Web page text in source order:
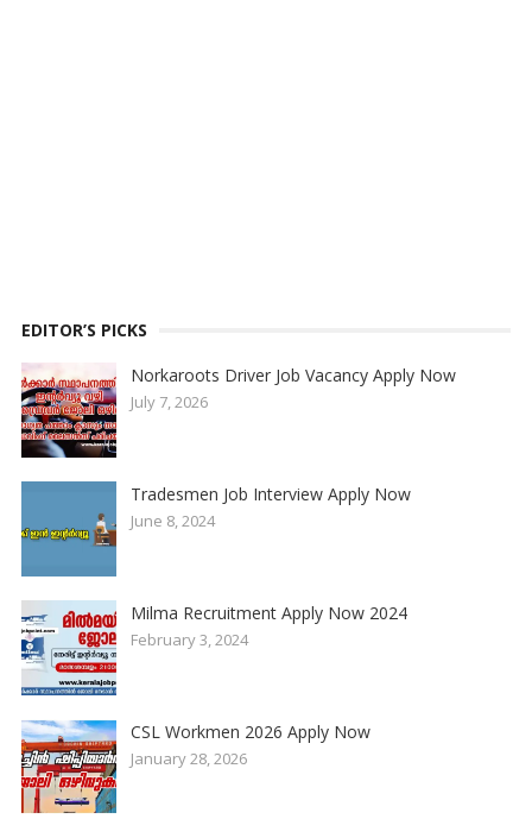
EDITOR’S PICKS
Norkaroots Driver Job Vacancy Apply Now
July 7, 2026
Tradesmen Job Interview Apply Now
June 8, 2024
Milma Recruitment Apply Now 2024
February 3, 2024
CSL Workmen 2026 Apply Now
January 28, 2026